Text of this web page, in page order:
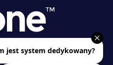
nas